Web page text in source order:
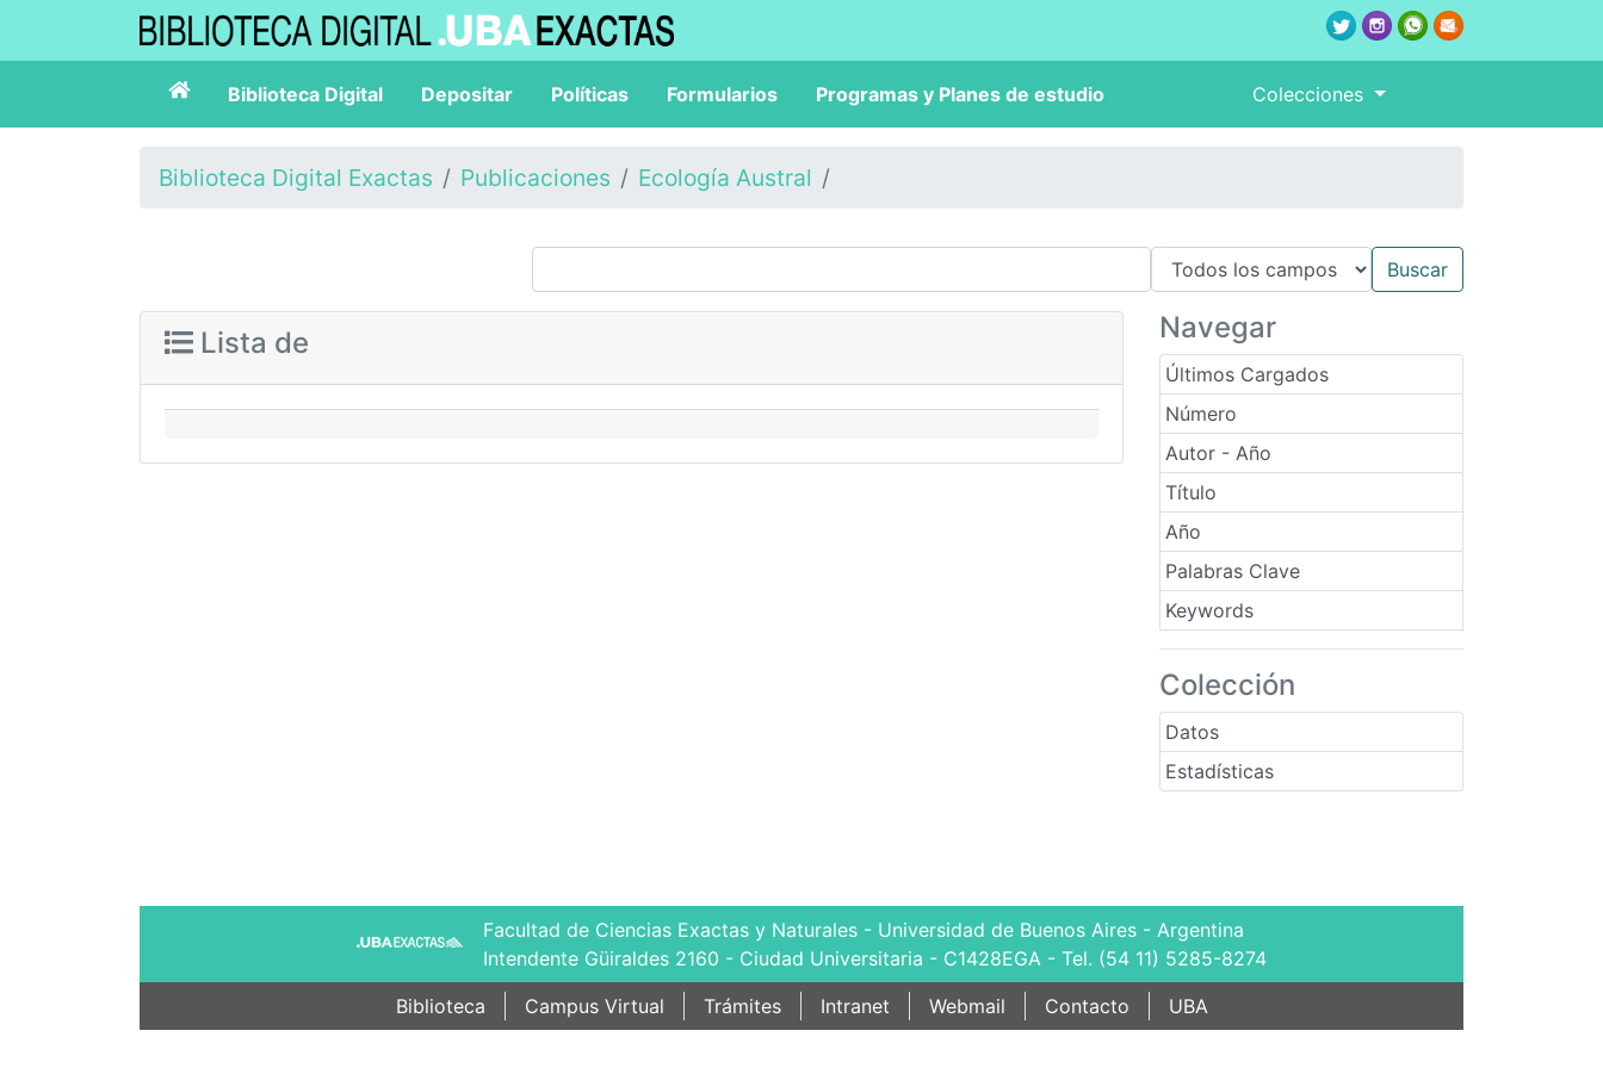
Biblioteca Digital Depositar Políticas Formularios Programas y Planes de estudio Colecciones
Biblioteca Digital Exactas Publicaciones Ecología Austral
Navegar
Últimos Cargados
Número
Autor - Año
Título
Año
Palabras Clave
Keywords
Colección
Datos
Estadísticas
Lista de
Facultad de Ciencias Exactas y Naturales - Universidad de Buenos Aires - Argentina
Intendente Güiraldes 2160 - Ciudad Universitaria - C1428EGA - Tel. (54 11) 5285-8274
Biblioteca
Campus Virtual Trámites Intranet Webmail Contacto UBA